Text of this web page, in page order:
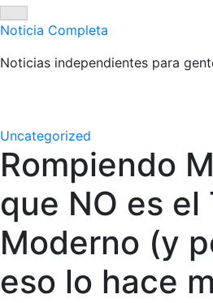
Skip
to
Noticia Completa
Noticias independientes para
Uncategorized
Rompiendo
que NO es el
Moderno (y
eso lo hace